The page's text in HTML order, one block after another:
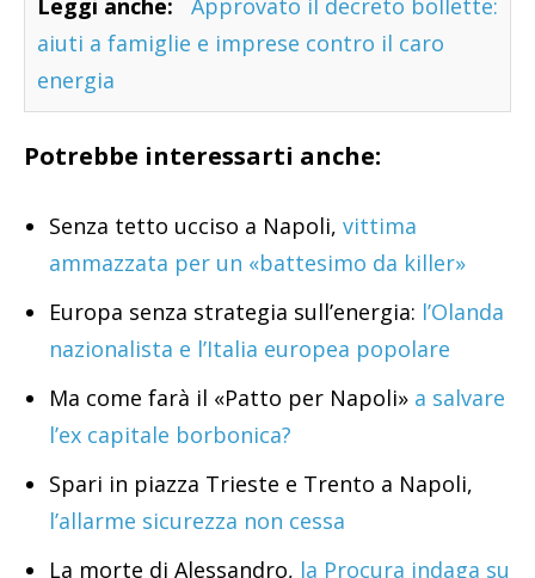
Leggi anche:
Approvato il decreto bollette:
aiuti a famiglie e imprese contro il caro
energia
Potrebbe interessarti anche:
Senza tetto ucciso a Napoli, vittima
ammazzata per un «battesimo da killer»
Europa senza strategia sull’energia: l’Olanda
nazionalista e l’Italia europea popolare
Ma come farà il «Patto per Napoli» a salvare
l’ex capitale borbonica?
Spari in piazza Trieste e Trento a Napoli,
l’allarme sicurezza non cessa
La morte di Alessandro, la Procura indaga su